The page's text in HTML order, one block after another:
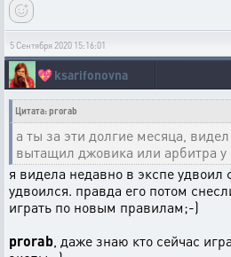
5 Сентября 2020 15:16:01
💖ksarifonovna
Цитата: prorab
а ты за эти долгие месяца,
вытащил джовика или арбитра у
я видела недавно в экспе удвоил
удвоился. правда его потом
играть по новым правилам;-)
prorab , даже знаю кто сейчас